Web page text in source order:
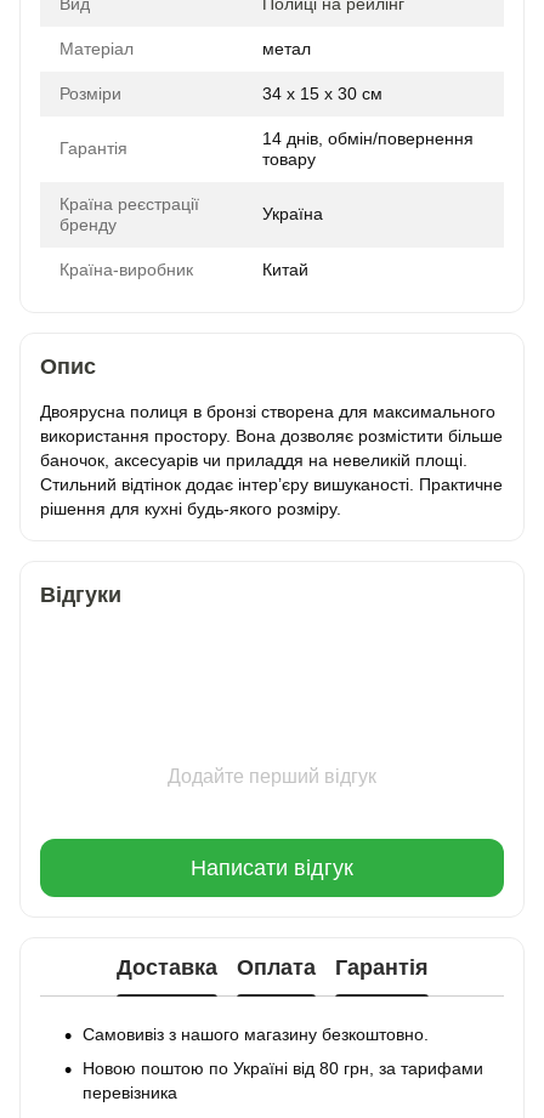
Матеріал метал
Розміри 34 x 15 x 30 см
Гарантія
14 днів, обмін/повернення
товару
Країна реєстрації
бренду
Україна
Країна-виробник Китай
Опис
Двоярусна полиця в бронзі створена для максимального
використання простору. Вона дозволяє розмістити більше
баночок, аксесуарів чи приладдя на невеликій площі.
Стильний відтінок додає інтер’єру вишуканості. Практичне
рішення для кухні будь-якого розміру.
Відгуки
Додайте перший відгук
Написати відгук
Доставка Оплата Гарантія
Самовивіз з нашого магазину безкоштовно.
Новою поштою по Україні від 80 грн, за тарифами
перевізника